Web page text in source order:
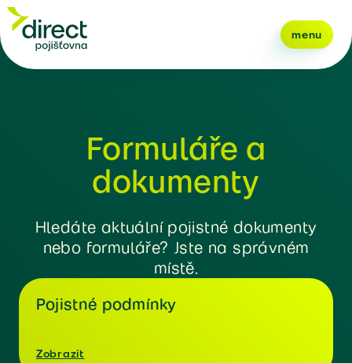
menu
Formuláře a
dokumenty
Hledáte aktuální pojistné dokumenty
nebo formuláře? Jste na správném
místě.
Pojistné podmínky
Zobrazit